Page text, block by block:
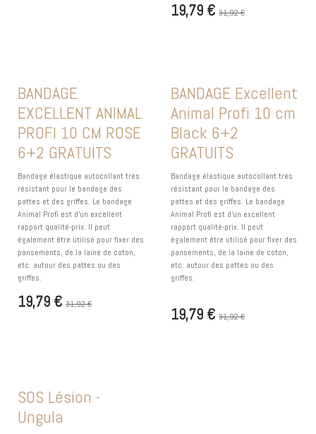
19,79€ 31,92€
EXCLU WEB !
BANDAGE
EXCELLENT ANIMAL
PROFI 10 CM ROSE
6+2 GRATUITS
Bandage élastique autocollant très
résistant pour le bandage des
pattes et des griffes. Le bandage
Animal Profi est d'un excellent
rapport qualité-prix. Il peut
également être utilisé pour fixer des
pansements, de la laine de coton,
etc. autour des pattes ou des
griffes.
19,79 € 31,92€
EXCLU WEB !
BANDAGE Excellent
Animal Profi 10 cm
Black 6+2
GRATUITS
Bandage élastique autocollant très
résistant pour le bandage des
pattes et des griffes. Le bandage
Animal Profi est d'un excellent
rapport qualité-prix. Il peut
également être utilisé pour fixer des
pansements, de la laine de coton,
etc. autour des pattes ou des
griffes.
19,79€ 31,92€
SOS Lésion -
Ungula